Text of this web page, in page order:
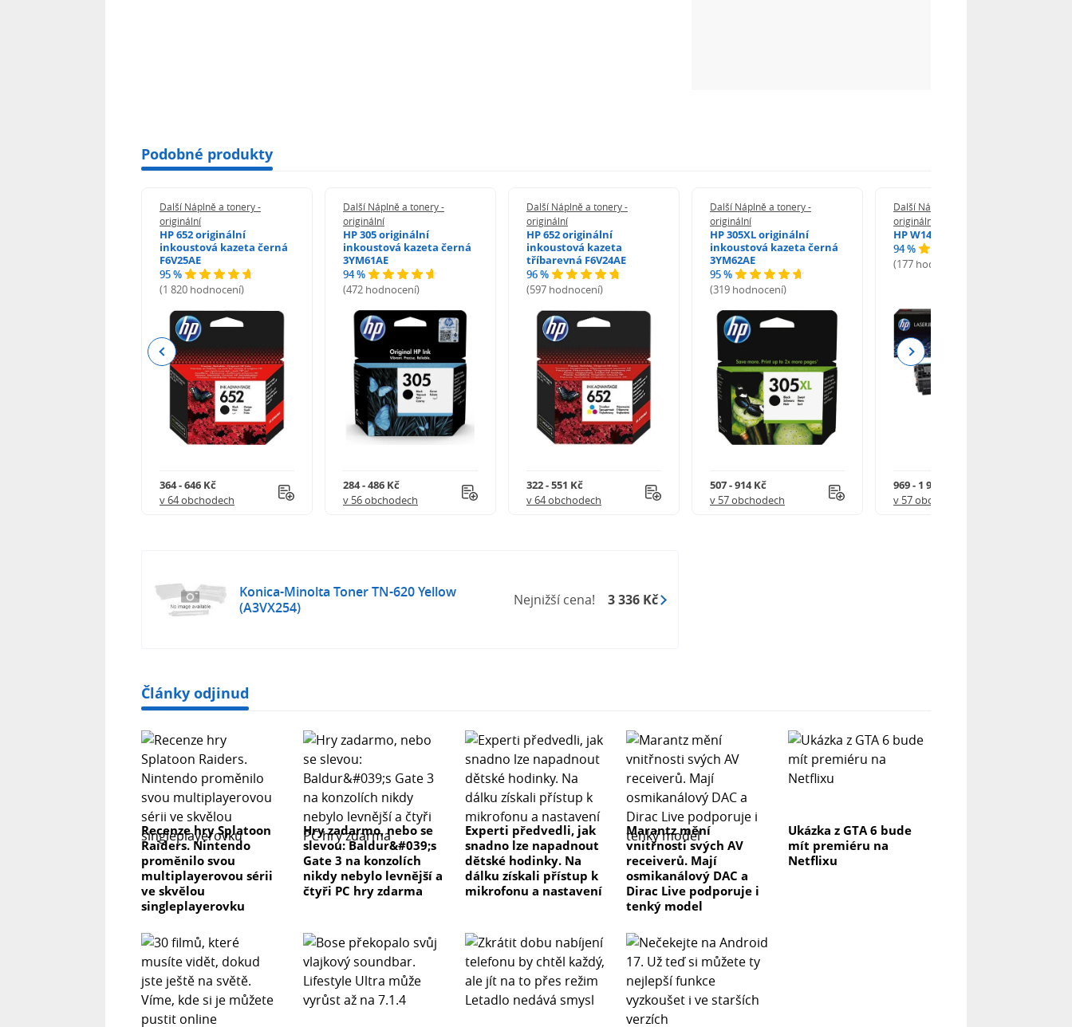
Podobné produkty
Další Náplně a tonery -
originální
HP 652 originální
inkoustová kazeta černá
F6V25AE
95 %
(1 820 hodnocení)
364 - 646 Kč
v 64 obchodech
Další Náplně a tonery -
originální
HP 305 originální
inkoustová kazeta černá
3YM61AE
94 %
(472 hodnocení)
284 - 486 Kč
v 56 obchodech
Další Náplně a tonery -
originální
HP 652 originální
inkoustová kazeta
tříbarevná F6V24AE
96 %
(597 hodnocení)
322 - 551 Kč
v 64 obchodech
Další Náplně a tonery -
originální
HP 305XL originální
inkoustová kazeta černá
3YM62AE
95 %
(319 hodnocení)
507 - 914 Kč
v 57 obchodech
Další Náplně a tonery -
originální
HP W1420A - originální
94 %
(177 hodnocení)
969 - 1 918 Kč
v 57 obchodech
Previous Next
Konica-Minolta Toner TN-620 Yellow
(A3VX254)
Nejnižší cena! 3 336 Kč
Články odjinud
Recenze hry Splatoon
Raiders. Nintendo
proměnilo svou
multiplayerovou sérii
ve skvělou
singleplayerovku
Hry zadarmo, nebo se
slevou: Baldur&#039;s
Gate 3 na konzolích
nikdy nebylo levnější a
čtyři PC hry zdarma
Experti předvedli, jak
snadno lze napadnout
dětské hodinky. Na
dálku získali přístup k
mikrofonu a nastavení
Marantz mění
vnitřnosti svých AV
receiverů. Mají
osmikanálový DAC a
Dirac Live podporuje i
tenký model
Ukázka z GTA 6 bude
mít premiéru na
Netflixu